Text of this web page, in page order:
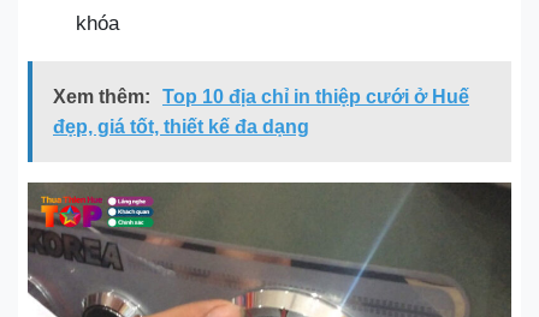
khóa
Xem thêm:
Top 10 địa chỉ in thiệp cưới ở Huế
đẹp, giá tốt, thiết kế đa dạng